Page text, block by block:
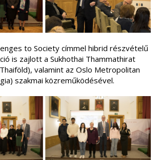
to Society címmel hibrid részvételű
is zajlott a Sukhothai Thammathirat
valamint az Oslo Metropolitan
szakmai közreműködésével.